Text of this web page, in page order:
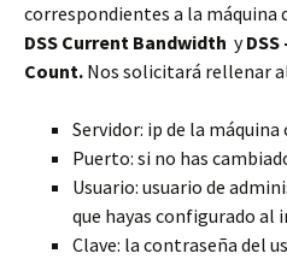
correspondientes a la máquina
DSS Current Bandwidth y
Count. Nos solicitará rellenar
Servidor: ip de la máquina
Puerto: si no has
Usuario: usuario de
que hayas configurado al
Clave: la contraseña del